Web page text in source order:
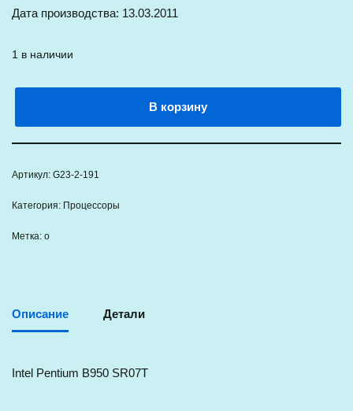
Дата производства: 13.03.2011
1 в наличии
В корзину
Артикул: G23-2-191
Категория: Процессоры
Метка: о
Описание Детали
Intel Pentium B950 SR07T